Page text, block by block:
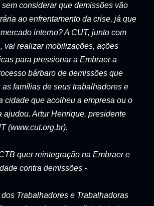
considerar que demissões vão
ao enfrentamento da crise, já que
interno? A CUT, junto com
vai realizar mobilizações, ações
para pressionar a Embraer a
bárbaro de demissões que
famílias de seus trabalhadores e
cidade que acolheu a empresa ou o
ajudou. Artur Henrique, presidente
(www.cut.org.br).
quer reintegração na Embraer e
contra demissões -
Trabalhadores e Trabalhadoras